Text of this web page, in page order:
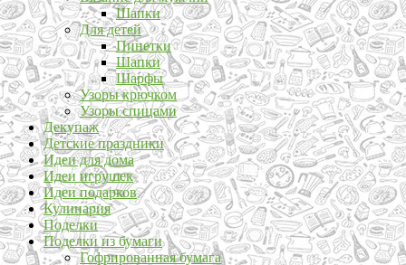
Шапки
Для детей
Пинетки
Шапки
Шарфы
Узоры крючком
Узоры спицами
Декупаж
Детские праздники
Идеи для дома
Идеи игрушек
Идеи подарков
Кулинария
Поделки
Поделки из бумаги
Гофрированная бумага